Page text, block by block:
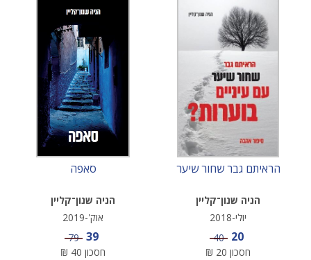
הראיתם גבר שחור שיער
הניה שנון־קליין
יולי-2018
מחיר מבצע
20 מחיר
40
חסכון 20
₪
סאפה
הניה שנון־קליין
אוק'-2019
מחיר מבצע
39 מחיר
79
חסכון 40
₪